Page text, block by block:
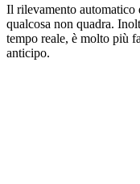
Il rilevamento automatico
qualcosa non quadra.
tempo reale, è molto più
anticipo.